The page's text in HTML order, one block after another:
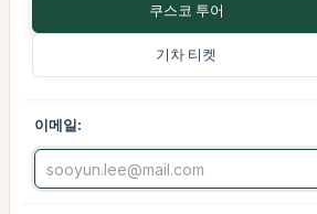
쿠스코 투어
기차 티켓
이메일: